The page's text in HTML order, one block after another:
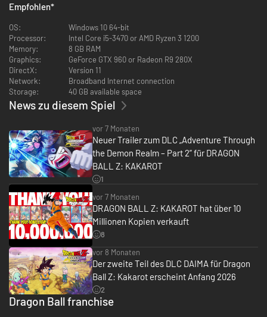
trainiere und kämpfe dich durch die DRAGON BAAL Z-Sagas. Schließe
dabei Freundschaften und baue Beziehungen zu einer Vielzahl an
DRAGON BALL-Charakteren auf.
Erleben Sie die Geschichte von Son-Goku und anderen Z-Fighters erneut
in DRAGON BALL Z: KAKAROT! Neben epischen Kämpfen bietet das Leben
in DRAGON BALL Z Fischen, Essen und Training mit Son-Goku, Son-Gohan,
Vegeta und anderen.
Erleben Sie neue Bereiche und Abenteuer, während Sie in der Story
fortschreiten und mächtige Bündnisse mit anderen Helden aus dem
DRAGON BALL Z-Universum eingehen.
Empfohlen*
OS:
Windows 10 64-bit
Processor:
Intel Core i5-3470 or AMD Ryzen 3 1200
Memory:
8 GB RAM
Graphics:
GeForce GTX 960 or Radeon R9 280X
DirectX:
Version 11
Network:
Broadband Internet connection
Storage:
40 GB available space
News zu diesem Spiel
vor 7 Monaten
Neuer Trailer zum DLC „Adventure Through
the Demon Realm – Part 2” für DRAGON
BALL Z: KAKAROT
1
vor 7 Monaten
DRAGON BALL Z: KAKAROT hat über 10
Millionen Kopien verkauft
8
vor 8 Monaten
Der zweite Teil des DLC DAIMA für Dragon
Ball Z: Kakarot erscheint Anfang 2026
2
Dragon Ball franchise